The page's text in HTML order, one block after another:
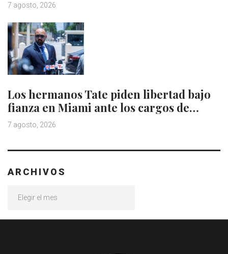
7 agosto, 2026
Los hermanos Tate piden libertad bajo
fianza en Miami ante los cargos de…
7 agosto, 2026
ARCHIVOS